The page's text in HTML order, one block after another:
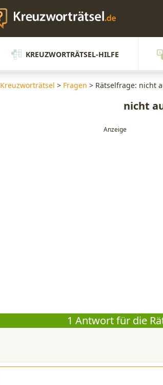
KREUZWORTRÄTSEL-HILFE
Kreuzworträtsel > Fragen > Rätselfrage: nicht
nicht
1 Antwort für die